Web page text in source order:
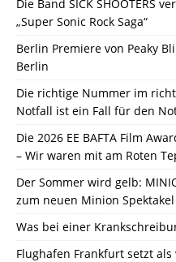
Die Band SICK SHOOTERS
„Super Sonic Rock Saga“
Berlin Premiere von Peaky
Berlin
Die richtige Nummer im
Notfall ist ein Fall für den
Die 2026 EE BAFTA Film
– Wir waren mit am Roten
Der Sommer wird gelb:
zum neuen Minion
Was bei einer
Flughafen Frankfurt setzt